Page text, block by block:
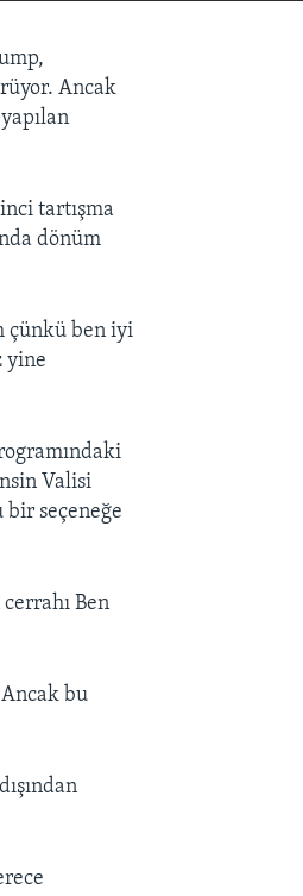
Ancak
tartışma
dönüm
çünkü ben iyi
yine
Valisi
seçeneğe
Ben
bu